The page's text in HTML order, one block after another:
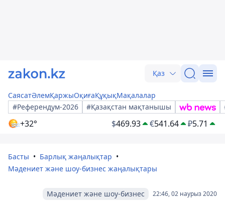
Қаз
СаясатӘлемҚаржыОқиғаҚұқықМақалалар
#Референдум-2026
#Қазақстан мақтанышы
+32° $469.93 €541.64 ₽5.71
Басты
Барлық жаңалықтар
Мәдениет және шоу-бизнес жаңалықтары
22:46, 02 наурыз 2020
Мәдениет және шоу-бизнес